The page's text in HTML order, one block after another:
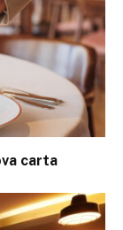
carta